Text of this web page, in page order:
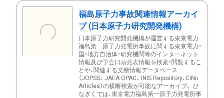
福島原子力事故関連情報アーカイ
ブ (日本原子力研究開発機構)
日本原子力研究開発機構が運営する東京電力
福島第一原子力発電所事故に関する東京電力・
国・地方自治体・研究機関等のインターネット
情報及び学会口頭発表情報を検索・閲覧するこ
とや、関連する文献情報データベース
（JOPSS、 JAEA OPAC、 INIS Repository、CiNii
Articles）の横断検索が可能なアーカイブ。 ひ
なぎくでは、東京電力福島第一原子力発電所事